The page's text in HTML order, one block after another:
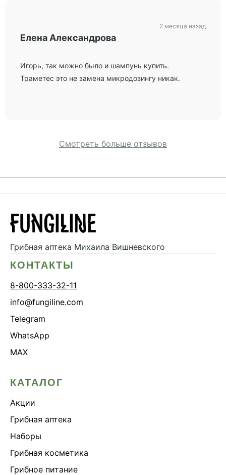
Елена Александрова
Игорь, так можно было и шампунь купить.
Траметес это не замена микродозингу никак.
2 месяца назад
Смотреть больше отзывов
Грибная аптека Михаила Вишневского
КОНТАКТЫ
8-800-333-32-11
info@fungiline.com
Telegram
WhatsApp
MAX
КАТАЛОГ
Акции
Грибная аптека
Наборы
Грибная косметика
Грибное питание